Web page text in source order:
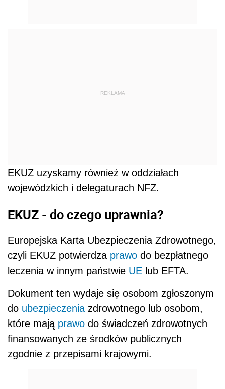
REKLAMA
EKUZ uzyskamy również w oddziałach
wojewódzkich i delegaturach NFZ.
EKUZ - do czego uprawnia?
Europejska Karta Ubezpieczenia Zdrowotnego,
czyli EKUZ potwierdza prawo do bezpłatnego
leczenia w innym państwie UE lub EFTA.
Dokument ten wydaje się oso­bom zgłoszonym
do ubezpieczenia zdrowotnego lub osobom,
które mają prawo do świadczeń zdro­wotnych
finansowanych ze środków publicznych
zgodnie z przepisami krajowymi.